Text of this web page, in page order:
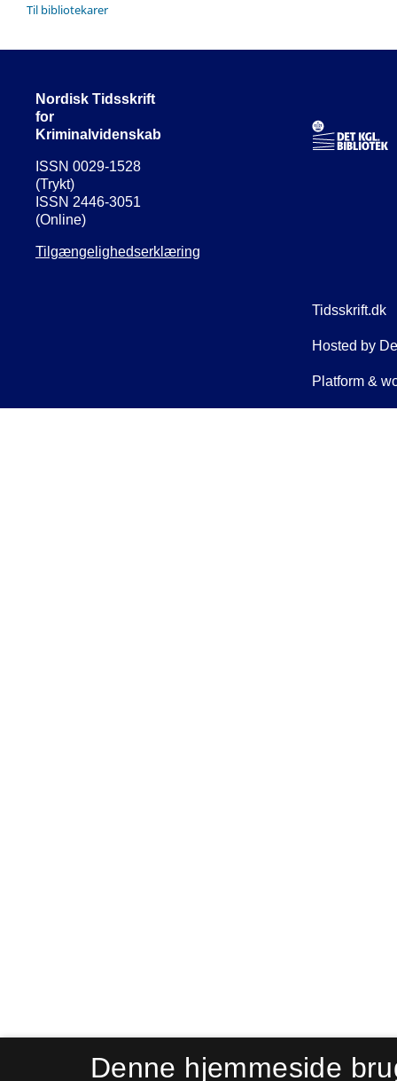
Til bibliotekarer
Nordisk Tidsskrift
for
Kriminalvidenskab
ISSN 0029-1528
(Trykt)
ISSN 2446-3051
(Online)
Tilgængelighedserklæring
Denne hjemmeside